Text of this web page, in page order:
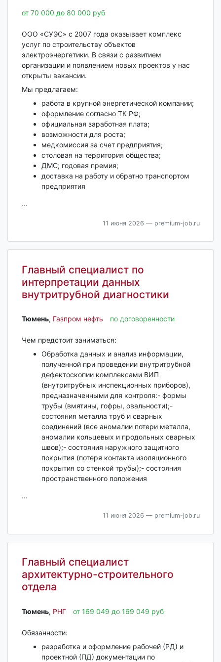
от 70 000 до 80 000 руб
ООО «СУЭС» с 2007 года оказывает комплекс
услуг по строительству объектов
электроэнергетики. В связи с развитием
организации и появлением новых проектов у нас
открыты вакансии.
Мы предлагаем:
работа в крупной энергетической компании;
оформление согласно ТК РФ;
официальная заработная плата;
возможности для роста;
медкомиссия за счет предприятия;
столовая на территория общества;
ДМС; годовая премия;
доставка на работу и обратно транспортом
предприятия
...
11 июня 2026 — premium-job.ru
Главный специалист по
интерпретации данных
внутритрубной диагностики
Тюмень‎, Газпром нефть по договоренности
Чем предстоит заниматься:
Обработка данных и анализ информации,
полученной при проведении внутритрубной
дефектоскопии комплексами ВИП
(внутритрубных инспекционных приборов),
предназначенными для контроля:- формы
трубы (вмятины, гофры, овальности);-
состояния металла труб и сварных
соединений (все аномалии потери металла,
аномалии кольцевых и продольных сварных
швов);- состояния наружного защитного
покрытия (потеря контакта изоляционного
покрытия со стенкой трубы);- состояния
пространственного положения
...
11 июня 2026 — premium-job.ru
Главный специалист
архитектурно-строительного
отдела
Тюмень‎, РНГ от 169 049 до 169 049 руб
Обязанности:
разработка и оформление рабочей (РД) и
проектной (ПД) документации по